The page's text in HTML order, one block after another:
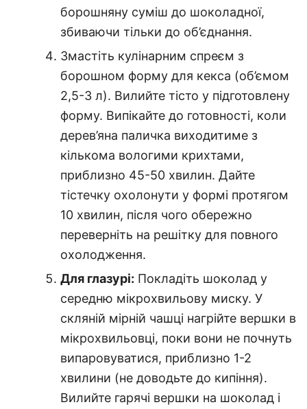
борошняну суміш до шоколадної,
збиваючи тільки до об’єднання.
Змастіть кулінарним спреєм з
борошном форму для кекса (об’ємом
2,5-3 л). Вилийте тісто у підготовлену
форму. Випікайте до готовності, коли
дерев’яна паличка виходитиме з
кількома вологими крихтами,
приблизно 45-50 хвилин. Дайте
тістечку охолонути у формі протягом
10 хвилин, після чого обережно
переверніть на решітку для повного
охолодження.
Для глазурі: Покладіть шоколад у
середню мікрохвильову миску. У
скляній мірній чашці нагрійте вершки в
мікрохвильовці, поки вони не почнуть
випаровуватися, приблизно 1-2
хвилини (не доводьте до кипіння).
Вилийте гарячі вершки на шоколад і